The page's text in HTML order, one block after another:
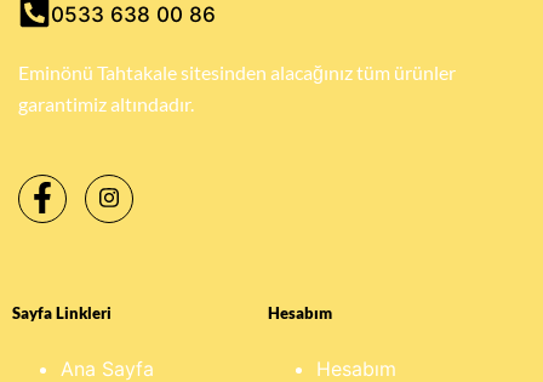
0533 638 00 86
Eminönü Tahtakale sitesinden alacağınız tüm ürünler
garantimiz altındadır.
Sayfa Linkleri
Ana Sayfa
Hesabım
Hesabım